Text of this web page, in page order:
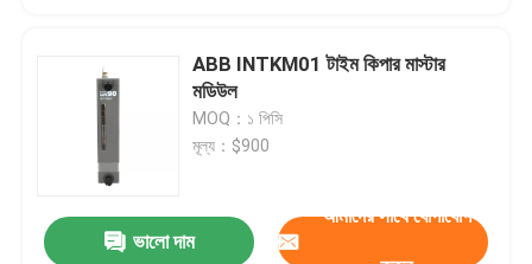
আমাদের সম্পর্কে
ABB INTKM01 টাইম কিপার মাস্টার
মডিউল
MOQ：১ পিসি
মূল্য：$900
ভালো দাম
আমাদের সাথে যোগাযোগ